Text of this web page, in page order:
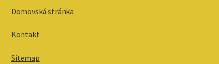
Domovská stránka
Kontakt
Sitemap